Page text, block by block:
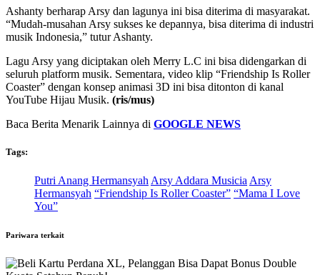
Ashanty berharap Arsy dan lagunya ini bisa diterima di masyarakat.
“Mudah-musahan Arsy sukses ke depannya, bisa diterima di industri
musik Indonesia,” tutur Ashanty.
Lagu Arsy yang diciptakan oleh Merry L.C ini bisa didengarkan di
seluruh platform musik. Sementara, video klip “Friendship Is Roller
Coaster” dengan konsep animasi 3D ini bisa ditonton di kanal
YouTube Hijau Musik. (ris/mus)
Baca Berita Menarik Lainnya di GOOGLE NEWS
Tags:
Putri Anang Hermansyah Arsy Addara Musicia Arsy
Hermansyah “Friendship Is Roller Coaster” “Mama I Love
You”
Pariwara terkait